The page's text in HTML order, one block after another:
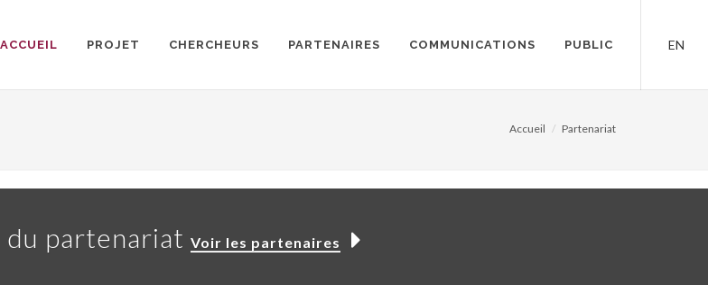
ACCUEIL PROJET CHERCHEURS PARTENAIRES COMMUNICATIONS PUBLIC EN
Accueil Partenariat
partenariat Voir les partenaires